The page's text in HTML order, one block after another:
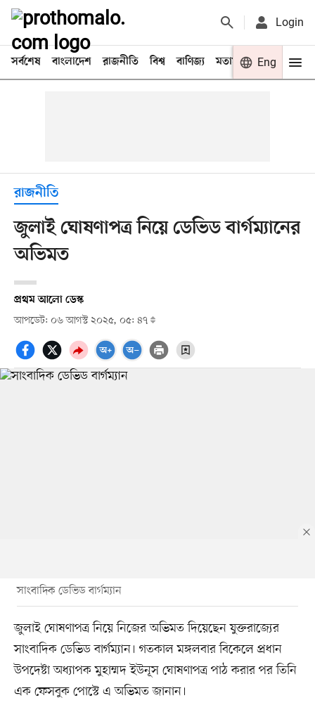
Login
সর্বশেষ বাংলাদেশ রাজনীতি বিশ্ব বাণিজ্য মতামত খেলা
Eng
রাজনীতি
জুলাই ঘোষণাপত্র নিয়ে ডেভিড বার্গম্যানের
অভিমত
প্রথম আলো ডেস্ক
আপডেট: ০৬ আগস্ট ২০২৫, ০৫: ৪৭
সাংবাদিক ডেভিড বার্গম্যান
জুলাই ঘোষণাপত্র নিয়ে নিজের অভিমত দিয়েছেন যুক্তরাজ্যের
সাংবাদিক ডেভিড বার্গম্যান। গতকাল মঙ্গলবার বিকেলে প্রধান
উপদেষ্টা অধ্যাপক মুহাম্মদ ইউনূস ঘোষণাপত্র পাঠ করার পর তিনি
এক ফেসবুক পোস্টে এ অভিমত জানান।